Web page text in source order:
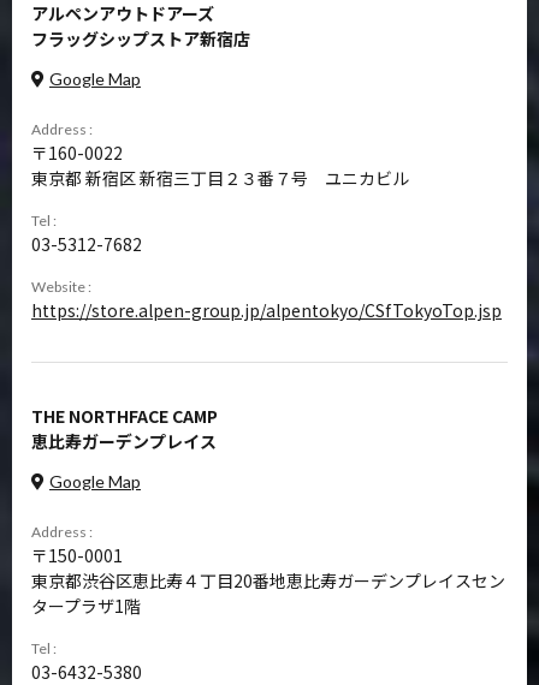
アルペンアウトドアーズ
フラッグシップストア新宿店
Google Map
Address :
160-0022
東京都 新宿区 新宿三丁目２３番７号 ユニカビル
Tel :
03-5312-7682
Website :
https://store.alpen-group.jp/alpentokyo/CSfTokyoTop.jsp
THE NORTHFACE CAMP
恵比寿ガーデンプレイス
Google Map
Address :
150-0001
東京都渋谷区恵比寿４丁目20番地恵比寿ガーデンプレイスセン
タープラザ1階
Tel :
03-6432-5380